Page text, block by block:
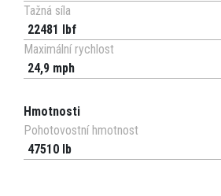
Tažná síla
22481 lbf
Maximální rychlost
24,9 mph
Hmotnosti
Pohotovostní hmotnost
47510 lb